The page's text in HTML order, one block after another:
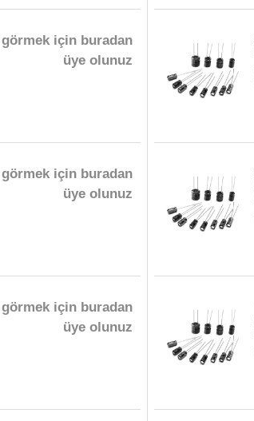
için buradan
üye olunuz
için buradan
üye olunuz
için buradan
üye olunuz